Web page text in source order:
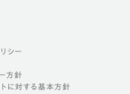
シー
方針
トに対する基本方針